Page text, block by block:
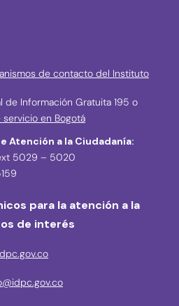
de contacto del Instituto
de Información Gratuita 195 o
en Bogotá
Atención a la Ciudadanía:
5029 – 5020
para la atención a la
de interés